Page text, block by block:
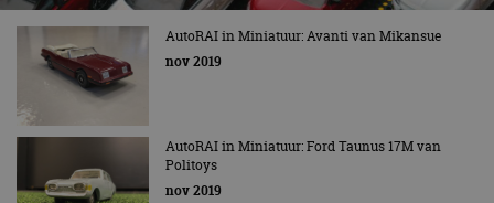
AutoRAI in Miniatuur: Avanti van Mikansue
nov 2019
AutoRAI in Miniatuur: Ford Taunus 17M van
Politoys
nov 2019